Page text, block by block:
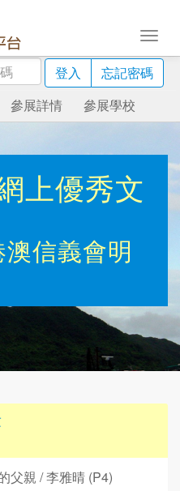
登入
忘記密碼
參展詳情 參展學校
上優秀文
信義會明
父親 / 李雅晴 (P4)